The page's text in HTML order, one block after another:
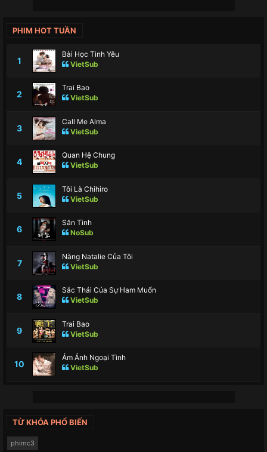
PHIM HOT TUẦN
1
Bài Học Tình Yêu
VietSub
2
Trai Bao
VietSub
3
Call Me Alma
VietSub
4
Quan Hệ Chung
VietSub
5
Tôi Là Chihiro
VietSub
6
Săn Tình
NoSub
7
Nàng Natalie Của Tôi
VietSub
8
Sắc Thái Của Sự Ham Muốn
VietSub
9
Trai Bao
VietSub
10
Ám Ảnh Ngoại Tình
VietSub
TỪ KHÓA PHỔ BIẾN
phimc3